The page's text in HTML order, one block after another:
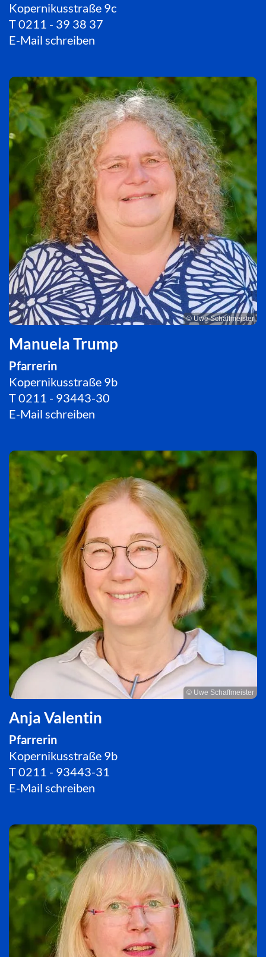
Kopernikusstraße 9c
T0211 - 39 38 37
E-Mail schreiben
© Uwe Schaffmeister
Manuela Trump
Pfarrerin
Kopernikusstraße 9b
T0211 - 93443-30
E-Mail schreiben
© Uwe Schaffmeister
Anja Valentin
Pfarrerin
Kopernikusstraße 9b
T0211 - 93443-31
E-Mail schreiben